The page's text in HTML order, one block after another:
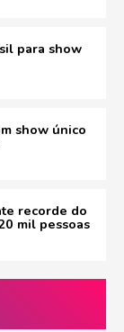
para show
show único
recorde do
mil pessoas